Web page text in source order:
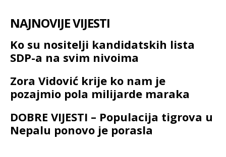
NAJNOVIJE VIJESTI
Ko su nositelji kandidatskih lista
SDP-a na svim nivoima
Zora Vidović krije ko nam je
pozajmio pola milijarde maraka
DOBRE VIJESTI – Populacija tigrova u
Nepalu ponovo je porasla